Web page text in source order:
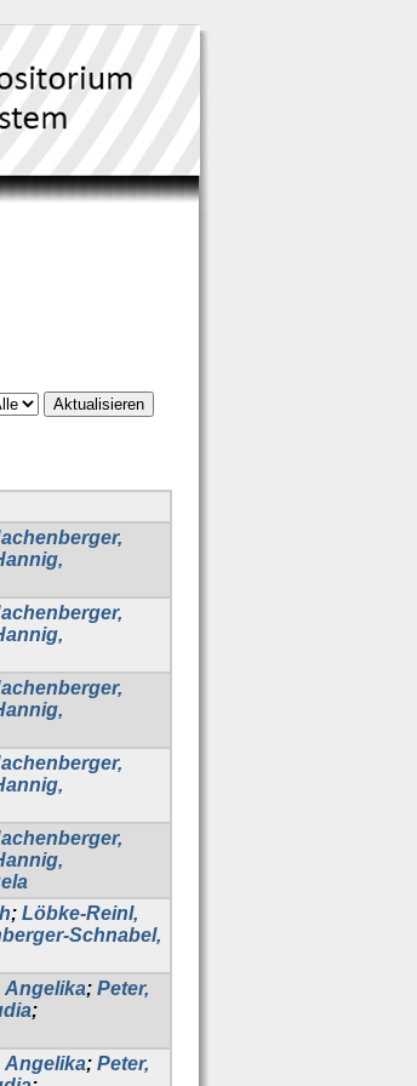
; Löbke-Reinl,
Schnabel,
Angelika; Peter,
;
Angelika; Peter,